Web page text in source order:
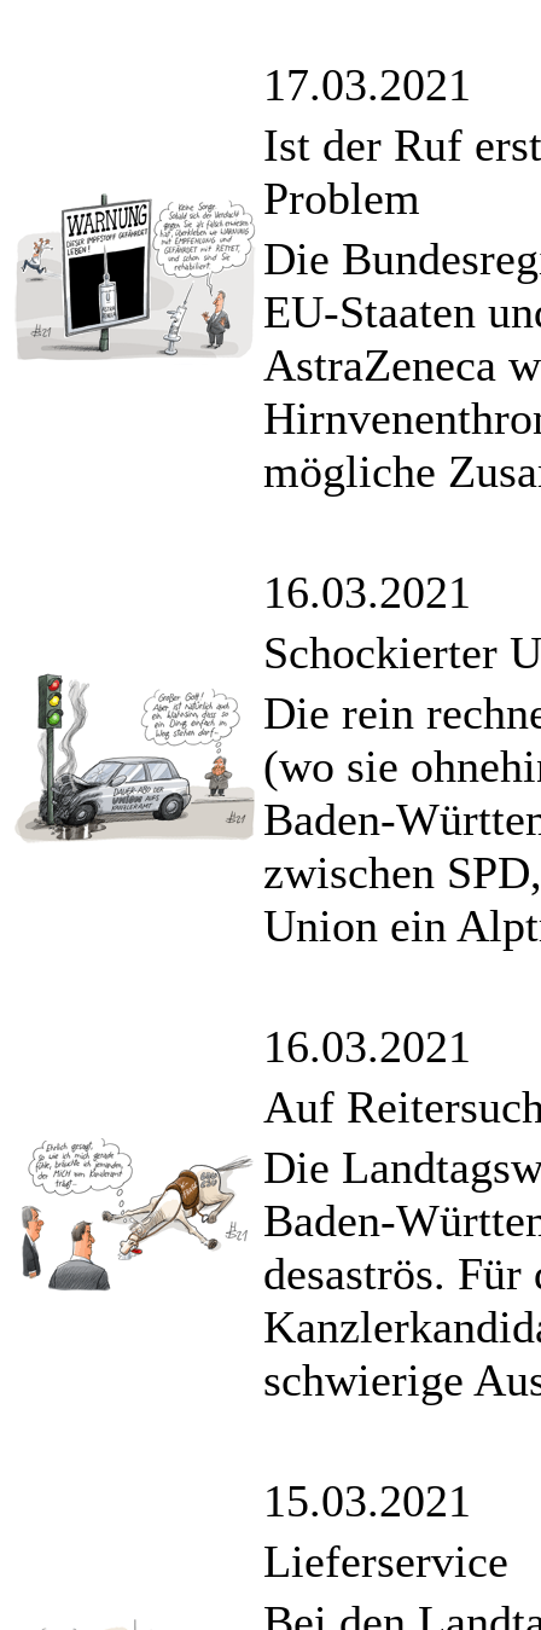
17.03.2021
Ist der Ruf
Problem
Die
EU-Staaten
AstraZeneca
mögliche
16.03.2021
Schockierter
Die rein
(wo sie
Baden-
zwischen
Union ein
16.03.2021
Auf
Die
Baden-
desaströs.
schwierige
15.03.2021
Lieferservice